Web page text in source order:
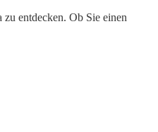
entdecken. Ob Sie einen